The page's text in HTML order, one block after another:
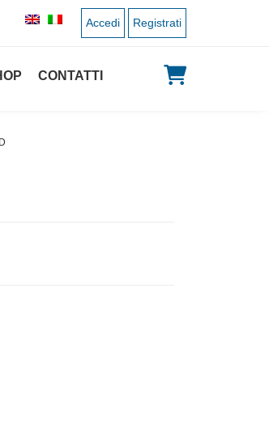
Accedi Registrati
CONTATTI
era: 89,00 €.
è: 44,50 €.